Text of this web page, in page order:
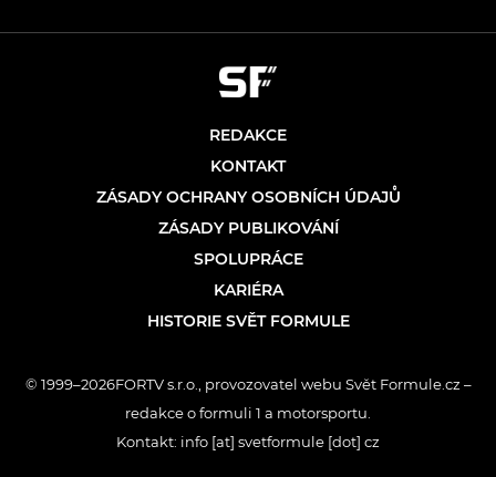
REDAKCE
KONTAKT
ZÁSADY OCHRANY OSOBNÍCH ÚDAJŮ
ZÁSADY PUBLIKOVÁNÍ
SPOLUPRÁCE
KARIÉRA
HISTORIE SVĚT FORMULE
© 1999–2026FORTV s.r.o., provozovatel webu Svět Formule.cz –
redakce o formuli 1 a motorsportu.
Kontakt: info [at] svetformule [dot] cz